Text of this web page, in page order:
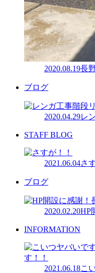
2020.08.19長
ブログ
2020.04.29レ
STAFF BLOG
2021.06.04さ
ブログ
2020.02.20HP
INFORMATION
2021.06.18こ